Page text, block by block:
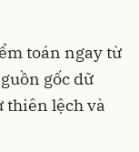
toán ngay từ
gốc dữ
thiên lệch và